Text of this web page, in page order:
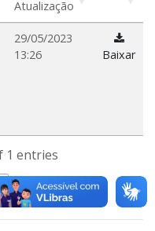
Atualização
29/05/2023
13:26
Baixar
1 entries
Next